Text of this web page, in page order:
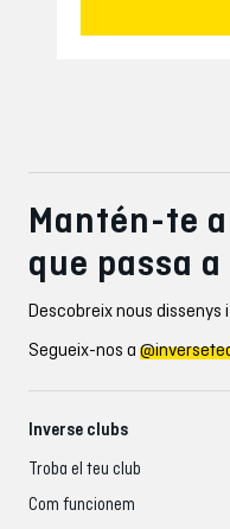
Mantén-te
que passa
Descobreix nous dissenys
Segueix-nos a
Inverse clubs
Troba el teu club
Com funcionem